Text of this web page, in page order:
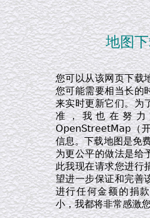
地图
您可以从该网页下载
您可能需要相当长的
来实时更新它们。为
准，我也在努
OpenStreetMap（
信息。下载地图是免
为更公平的做法是给
此我现在请求您进行
望进一步保证和完善
进行任何金额的捐
小，我都将非常感激